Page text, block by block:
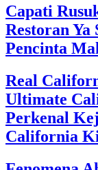
Capati
Restoran Ya
Pencinta
Real
Ultimate
Perkenal
California